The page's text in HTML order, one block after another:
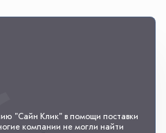
"Сайн Клик" в помощи поставки
компании не могли найти